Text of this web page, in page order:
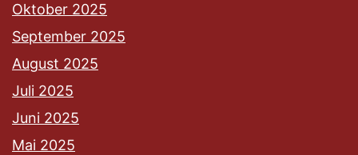
Oktober 2025
September 2025
August 2025
Juli 2025
Juni 2025
Mai 2025